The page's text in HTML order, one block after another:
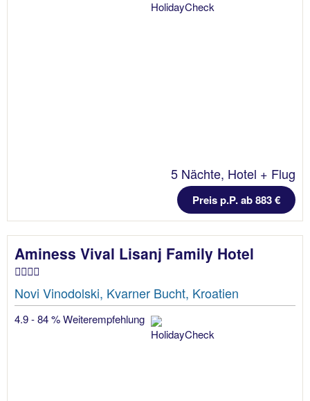
5 Nächte, Hotel + Flug
Preis p.P. ab 883 €
Aminess Vival Lisanj Family Hotel
Novi Vinodolski, Kvarner Bucht, Kroatien
4.9 - 84 % Weiterempfehlung